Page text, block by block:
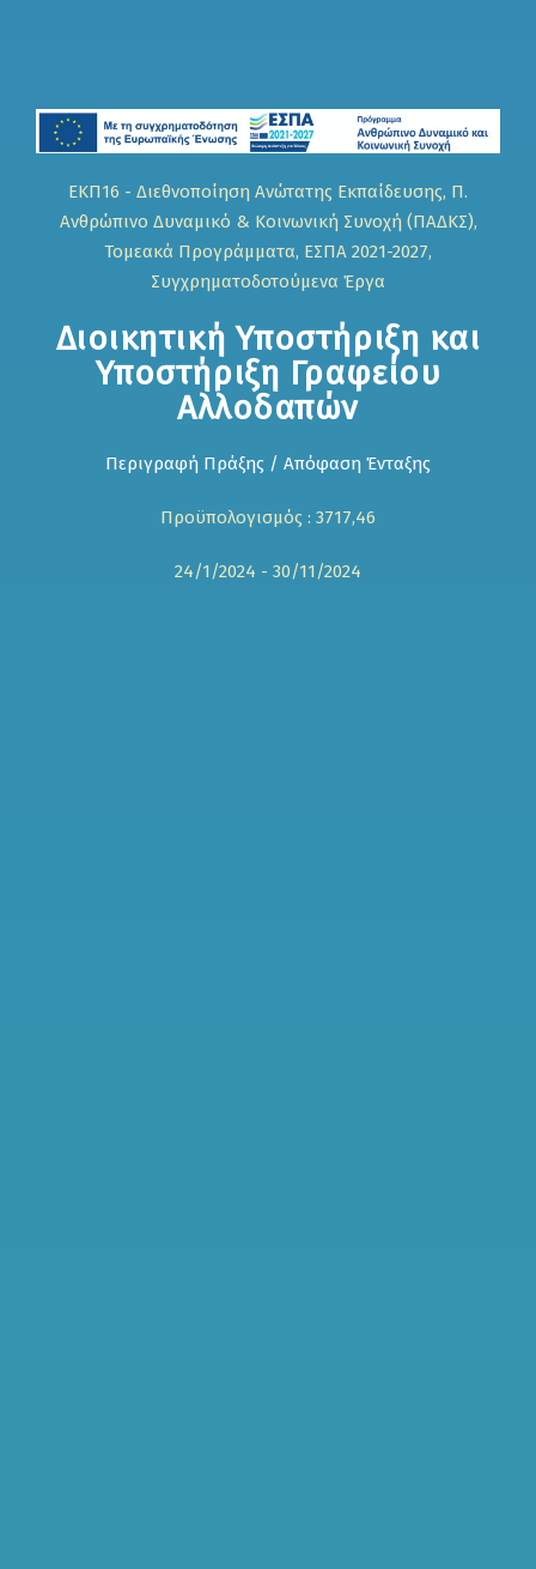
ΕΚΠ16 - Διεθνοποίηση Ανώτατης Εκπαίδευσης, Π.
Ανθρώπινο Δυναμικό & Κοινωνική Συνοχή (ΠΑΔΚΣ),
Τομεακά Προγράμματα, ΕΣΠΑ 2021-2027,
Συγχρηματοδοτούμενα Έργα
Διοικητική Υποστήριξη και
Υποστήριξη Γραφείου
Αλλοδαπών
Περιγραφή Πράξης / Απόφαση Ένταξης
Προϋπολογισμός : 3717,46
24/1/2024 - 30/11/2024